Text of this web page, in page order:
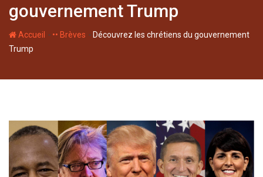
gouvernement Trump
Accueil - •• Brèves - Découvrez les chrétiens du gouvernement
Trump